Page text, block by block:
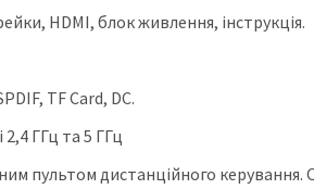
HDMI, блок живлення, інструкція.
TF Card, DC.
ГГц та 5 ГГц
пультом дистанційного керування.